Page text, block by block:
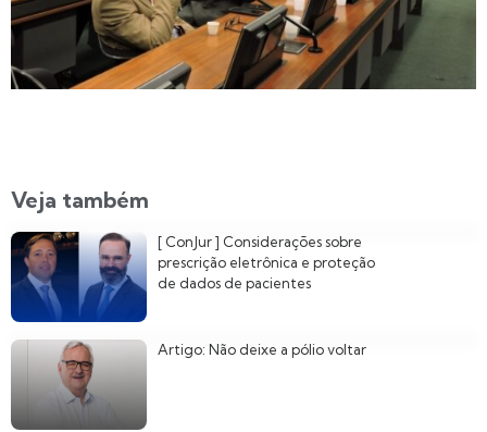
Veja também
[ ConJur ] Considerações sobre
prescrição eletrônica e proteção
de dados de pacientes
Artigo: Não deixe a pólio voltar